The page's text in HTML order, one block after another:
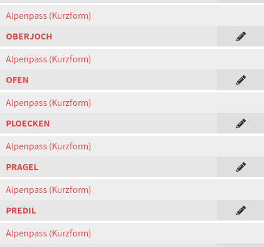
Alpenpass (Kurzform)
OBERJOCH
Alpenpass (Kurzform)
OFEN
Alpenpass (Kurzform)
PLOECKEN
Alpenpass (Kurzform)
PRAGEL
Alpenpass (Kurzform)
PREDIL
Alpenpass (Kurzform)